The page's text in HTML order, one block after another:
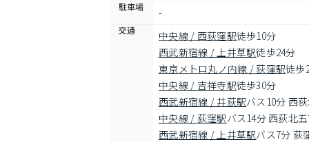
駐車場 -
交通 中央線 / 西荻窪駅徒歩10分
西武新宿線 / 上井草駅徒歩24分
東京メトロ丸ノ内線 / 荻窪駅徒歩
中央線 / 吉祥寺駅徒歩30分
西武新宿線 / 井荻駅バス10分 西
中央線 / 荻窪駅バス14分 西荻北
西武新宿線 / 上井草駅バス7分 荻